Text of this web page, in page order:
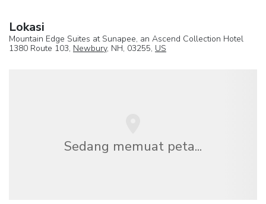
Lokasi
Mountain Edge Suites at Sunapee, an Ascend Collection Hotel
1380 Route 103, Newbury, NH, 03255, US
Sedang memuat peta...